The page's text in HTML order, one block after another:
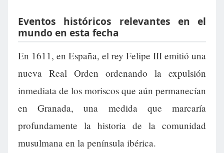
Eventos históricos relevantes en el
mundo en esta fecha
En 1611, en España, el rey Felipe III emitió una
nueva Real Orden ordenando la expulsión
inmediata de los moriscos que aún permanecían
en Granada, una medida que marcaría
profundamente la historia de la comunidad
musulmana en la península ibérica.